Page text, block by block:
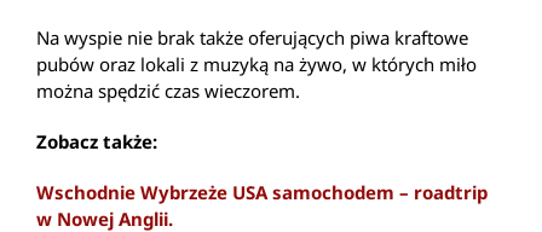
Na wyspie nie brak także oferujących piwa kraftowe
pubów oraz lokali z muzyką na żywo, w których miło
można spędzić czas wieczorem.
Zobacz także:
Wschodnie Wybrzeże USA samochodem – roadtrip
w Nowej Anglii.